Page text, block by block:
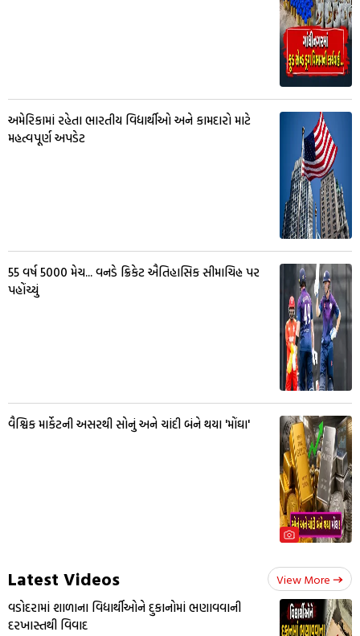
અમેરિકામાં રહેતા ભારતીય વિદ્યાર્થીઓ અને કામદારો માટે
મહત્વપૂર્ણ અપડેટ
55 વર્ષ 5000 મેચ... વનડે ક્રિકેટ ઐતિહાસિક સીમાચિહ્ન પર
પહોંચ્યું
વૈશ્વિક માર્કેટની અસરથી સોનું અને ચાંદી બંને થયા 'મોંઘા'
Latest Videos View More
વડોદરામાં શાળાના વિદ્યાર્થીઓને દુકાનોમાં ભણાવવાની
દરખાસ્તથી વિવાદ